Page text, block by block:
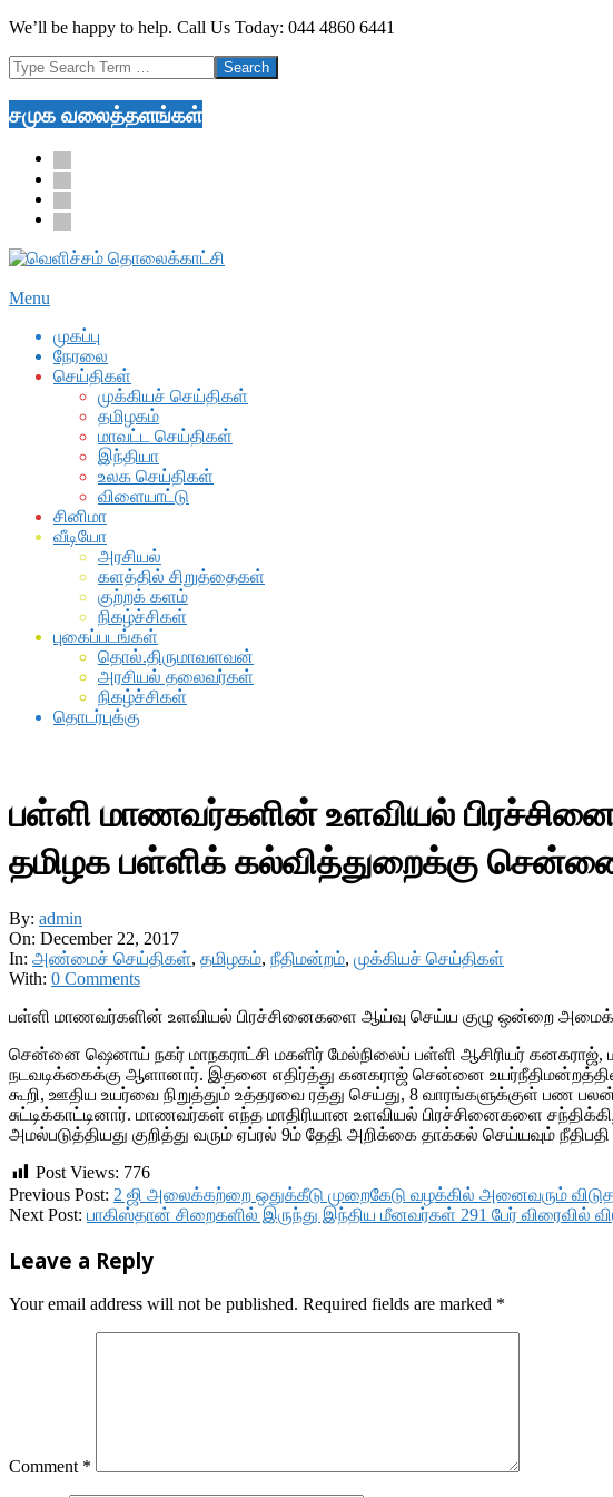
Skip
content
We’ll be happy to help. Call Us Today: 044 4860 6441
Search
சமுக வலைத்தளங்கள்
facebook
twitter
youtube
google
Secondary
Menu
Menu
முகப்பு
நேரலை
செய்திகள்
முக்கியச் செய்திகள்
தமிழகம்
மாவட்ட செய்திகள்
இந்தியா
உலக செய்திகள்
விளையாட்டு
சினிமா
வீடியோ
அரசியல்
களத்தில் சிறுத்தைகள்
குற்றக் களம்
நிகழ்ச்சிகள்
புகைப்படங்கள்
தொல்.திருமாவளவன்
அரசியல் தலைவர்கள்
நிகழ்ச்சிகள்
தொடர்புக்கு
பள்ளி மாணவர்களின் உளவியல்
தமிழக பள்ளிக் கல்வித்துறைக்கு
By: admin
On: December 22, 2017
In: அண்மைச் செய்திகள், தமிழகம், நீதிமன்றம், முக்கியச் செய்திகள்
With: 0 Comments
பள்ளி மாணவர்களின் உளவியல் பிரச்சினைகளை ஆய்வு செய்ய குழு ஒன்றை
சென்னை ஷெனாய் நகர் மாநகராட்சி மகளிர் மேல்நிலைப் பள்ளி ஆசிரியர்
நடவடிக்கைக்கு ஆளானார். இதனை எதிர்த்து கனகராஜ் சென்னை
கூறி, ஊதிய உயர்வை நிறுத்தும் உத்தரவை ரத்து செய்து, 8 வாரங்களுக்குள் பண
சுட்டிக்காட்டினார். மாணவர்கள் எந்த மாதிரியான உளவியல் பிரச்சினைகளை
அமல்படுத்தியது குறித்து வரும் ஏப்ரல் 9ம் தேதி அறிக்கை தாக்கல் செய்யவும்
Post Views: 776
2017-
12-
Previous Post: 2 ஜி அலைக்கற்றை ஒதுக்கீடு முறைகேடு வழக்கில் அனைவரும்
Next Post: பாகிஸ்தான் சிறைகளில் இருந்து இந்திய மீனவர்கள் 291 பேர்
Leave a Reply
Your email address will not be published. Required fields are marked *
Comment *